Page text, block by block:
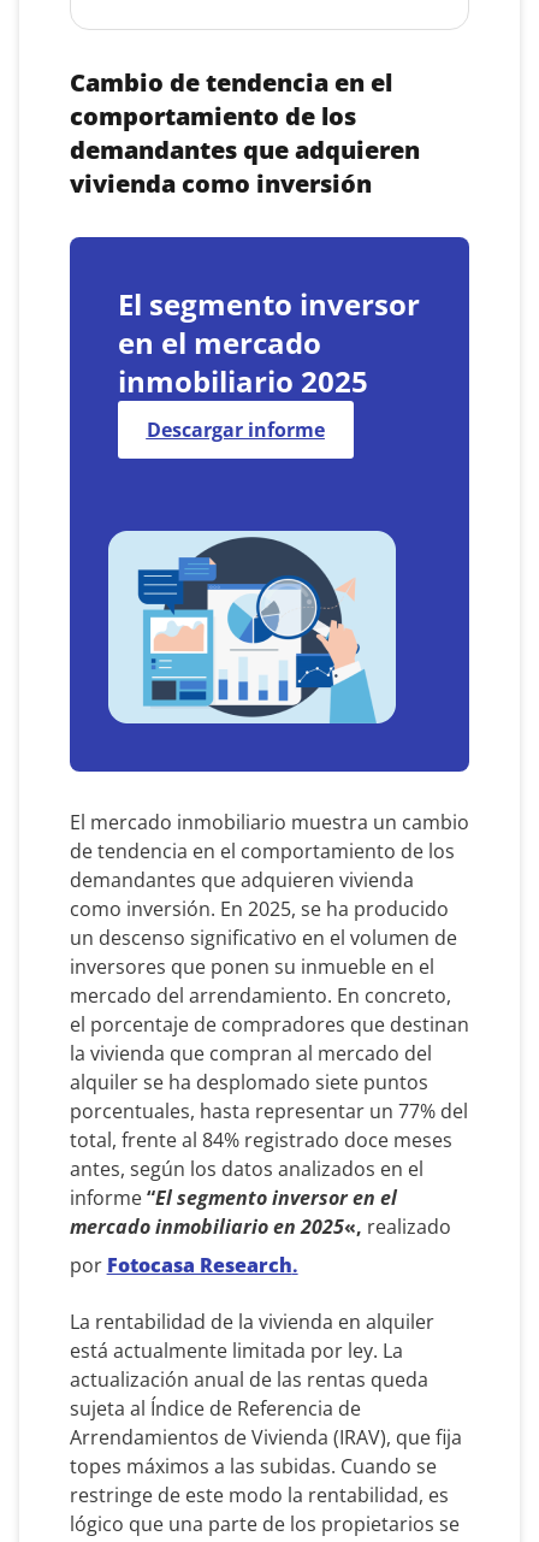
Cambio de tendencia en el
comportamiento de los
demandantes que adquieren
vivienda como inversión
El segmento inversor
en el mercado
inmobiliario 2025
Descargar informe
El mercado inmobiliario muestra un cambio
de tendencia en el comportamiento de los
demandantes que adquieren vivienda
como inversión. En 2025, se ha producido
un descenso significativo en el volumen de
inversores que ponen su inmueble en el
mercado del arrendamiento. En concreto,
el porcentaje de compradores que destinan
la vivienda que compran al mercado del
alquiler se ha desplomado siete puntos
porcentuales, hasta representar un 77% del
total, frente al 84% registrado doce meses
antes, según los datos analizados en el
informe“El segmento inversor en el
mercado inmobiliario en 2025«, realizado
por Fotocasa Research.
La rentabilidad de la vivienda en alquiler
está actualmente limitada por ley. La
actualización anual de las rentas queda
sujeta al Índice de Referencia de
Arrendamientos de Vivienda (IRAV), que fija
topes máximos a las subidas. Cuando se
restringe de este modo la rentabilidad, es
lógico que una parte de los propietarios se